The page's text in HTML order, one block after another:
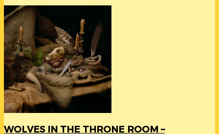
WOLVES IN THE THRONE ROOM –